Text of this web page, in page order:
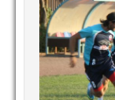
PERSONEL
TARİHÇE